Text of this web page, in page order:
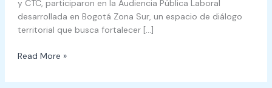
y CTC, participaron en la Audiencia Pública Laboral
desarrollada en Bogotá Zona Sur, un espacio de diálogo
territorial que busca fortalecer […]
Read More »